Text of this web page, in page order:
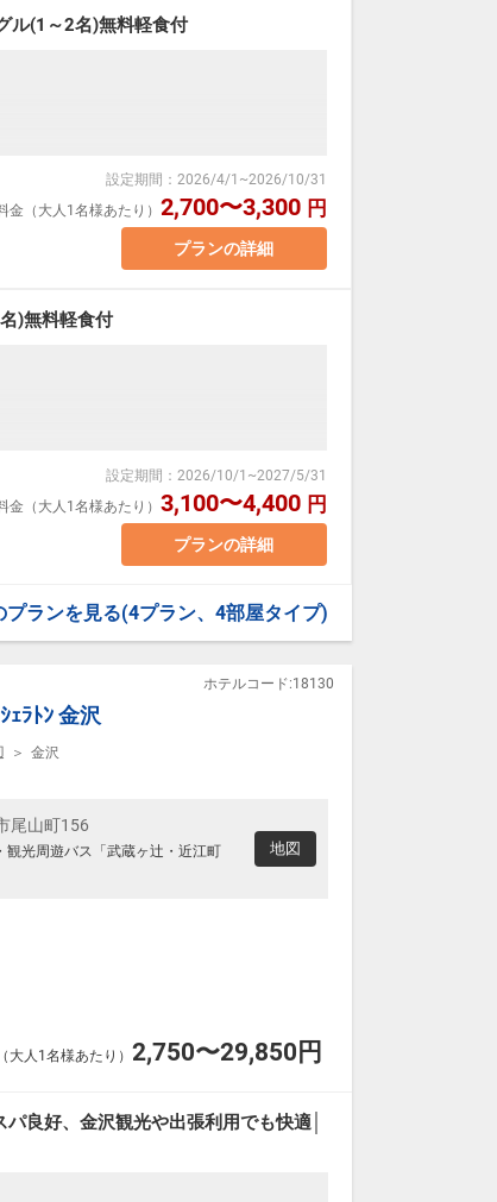
ドを活用した新感覚のお部屋です。
イレ付 7平米
在中はお部屋でゆっくりお読みいただけます
がございます。
ため、閲覧時と予約時で価格が異なる場合が
ル(1～2名)無料軽食付
、7平米のコンパクトなスペース内の
イプのお部屋となります。
確認の上お申込をお願い致します。
ます（床上からの高さは約2ｍ）
ドを活用した新感覚のお部屋です。
トイレ付 7平米
滞在中はお部屋でゆっくりお読みいただけます
設定期間 ： 2026/4/1 ~2026/10/31
金（大人1名様あたり） 2,700〜3,300 円
プランの詳細
)無料軽食付
、7平米のコンパクトなスペース内の
イプのお部屋となります。
確認の上お申込をお願い致します。
ます（床上からの高さは約2ｍ）
ッドを活用した新感覚のお部屋です。
たりでベッド1台をご利用いただきます。
設定期間 ： 2026/10/1 ~2027/5/31
金（大人1名様あたり） 3,100〜4,400 円
プランの詳細
プランを見る(4プラン、4部屋タイプ)
ｪﾗﾄﾝ 金沢
ホテルコード:18130
金沢
尾山町156
観光周遊バス「武蔵ヶ辻・近江町
地図
大人1名様あたり） 2,750〜29,850円
良好、金沢観光や出張利用でも快適│